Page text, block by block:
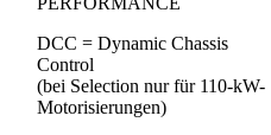
DCC = Dynamic Chassis
Control
(bei Selection nur für 110-kW-
Motorisierungen)